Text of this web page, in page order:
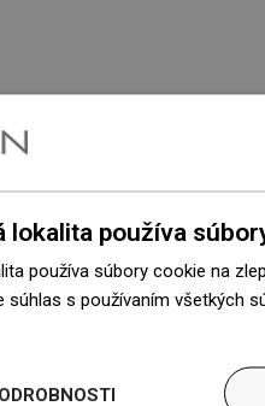
lokalita používa
používa súbory cookie na
súhlas s používaním všetkých